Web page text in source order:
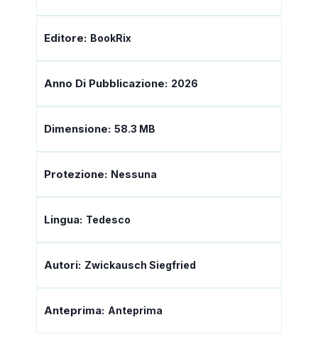
Editore: BookRix
Anno Di Pubblicazione: 2026
Dimensione: 58.3 MB
Protezione: Nessuna
Lingua: Tedesco
Autori: Zwickausch Siegfried
Anteprima: Anteprima